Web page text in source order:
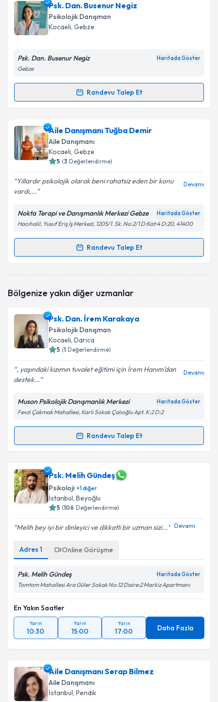
Psk. Dan. Busenur Negiz
Psikolojik Danışman
Kocaeli, Gebze
Psk. Dan. Busenur Negiz Haritada Göster
Gebze
Randevu Talep Et
Randevu Takvimi Talebi
Psk. Dan. Busenur Negiziçin randevu takvimi talebi
oluşturun. Size bu uzmandan randevu almanız için bir
takvim hazırlandığında e-posta ile bilgilendireceğiz.
Kişisel verilerimin işlenmesine ilişkin
Aydınlatma
Metni'ni okudum ve kişisel verilerimin belirtilen
kapsamda işlenmesini kabul ediyorum.
Aile Danışmanı Tuğba Demir
Aile Danışmanı
Kocaeli, Gebze
5 (3 Değerlendirme)
Yıllardır psikolojik olarak beni rahatsiz eden bir konu
vardı,...
Devamı
Nokta Terapi ve Danışmanlık Merkezi Gebze Haritada Göster
Hacıhalil, Yusuf Eriş İş Merkezi, 1205/1. Sk. No:2/1 D:Kat:4 D:20, 41400
Randevu Talep Et
Randevu Takvimi Talebi
talebi oluşturun. Size bu uzmandan randevu almanız
bilgilendireceğiz.
E-posta Adresiniz
kapsamda işlenmesini kabul ediyorum.
Takvim Talebini Gönder
Bölgenize yakın diğer uzmanlar
Psk. Dan. İrem Karakaya
Psikolojik Danışman
Kocaeli, Darıca
5 (1 Değerlendirme)
, yaşındaki kızımın tuvalet eğitimi için İrem Hanım’dan
destek...
Devamı
Muson Psikolojik Danışmanlık Merkezi Haritada Göster
Fevzi Çakmak Mahallesi, Karlı Sokak Çalıoğlu Apt. K:2 D:2
Randevu Talep Et
Randevu Takvimi Talebi
Psk. Dan. İrem Karakayaiçin randevu takvimi talebi
oluşturun. Size bu uzmandan randevu almanız için bir
takvim hazırlandığında e-posta ile bilgilendireceğiz.
E-posta Adresiniz
Kişisel verilerimin işlenmesine ilişkinAydınlatma
Metni
'ni okudum ve kişisel verilerimin belirtilen
kapsamda işlenmesini kabul ediyorum.
Psk. Melih Gündeş
Psikoloji +1diğer
İstanbul, Beyoğlu
5 (106 Değerlendirme)
Melih bey iyi bir dinleyici ve dikkatli bir uzman sizi... Devamı
Adres 1 Online Görüşme
Psk. Melih Gündeş Haritada Göster
Tomtom Mahallesi Ara Güler Sokak No:12 Daire:2 Markiz Apartmanı
En Yakın Saatler
Yarın
10:30
Yarın
15:00
Yarın
17:00 Daha Fazla
Aile Danışmanı Serap Bilmez
Aile Danışmanı
İstanbul, Pendik